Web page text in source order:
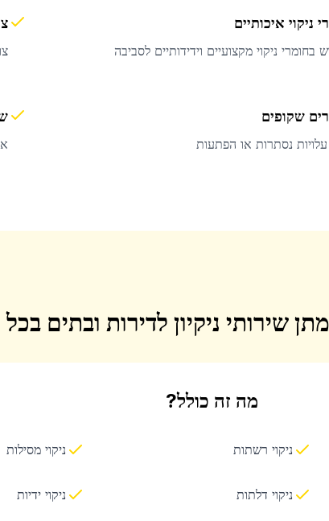
ניקוי איכותיים
בחומרי ניקוי מקצועיים וידידותיים לסביבה
שקופים
נסתרות או הפתעות
שירותי ניקיון לדירות ובתים
מה זה כולל?
ניקוי רשתות ניקוי מסילות
ניקוי דלתות ניקוי ידיות